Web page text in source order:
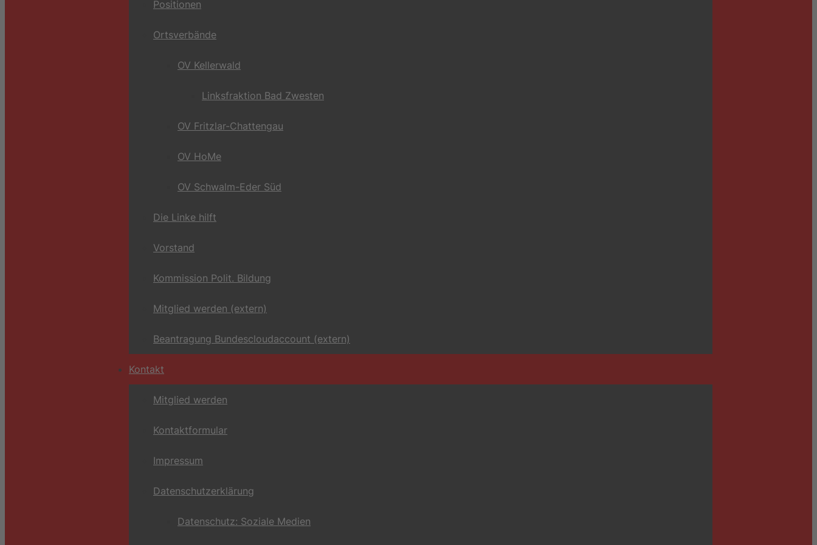
Positionen
Ortsverbände
OV Kellerwald
Linksfraktion Bad Zwesten
OV Fritzlar-Chattengau
OV HoMe
OV Schwalm-Eder Süd
Die Linke hilft
Vorstand
Kommission Polit. Bildung
Mitglied werden (extern)
Beantragung Bundescloudaccount (extern)
Kontakt
Mitglied werden
Kontaktformular
Impressum
Datenschutzerklärung
Datenschutz: Soziale Medien